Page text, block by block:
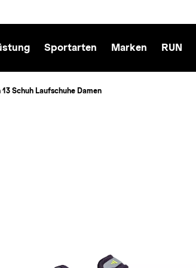
Sportarten Marken RUN
Schuh Laufschuhe Damen